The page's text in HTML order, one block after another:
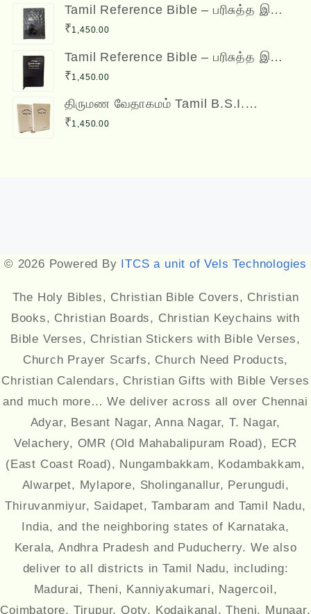
Tamil Reference Bible – பரிசுத்த இணை
வசன வேதாகமம் Inai Vasana
₹1,450.00
Tamil Reference Bible – பரிசுத்த இணை
வசன வேதாகமம் Inai Vasana
Vedhagamam Red Letter Edition
₹1,450.00
திருமண வேதாகமம் Tamil B.S.I.
Wedding Bibles Kilt Binding with Index
₹1,450.00
© 2026 Powered By ITCS a unit of Vels Technologies
The Holy Bibles, Christian Bible Covers, Christian
Books, Christian Boards, Christian Keychains with
Bible Verses, Christian Stickers with Bible Verses,
Church Prayer Scarfs, Church Need Products,
Christian Calendars, Christian Gifts with Bible Verses
and much more… We deliver across all over Chennai
Adyar, Besant Nagar, Anna Nagar, T. Nagar,
Velachery, OMR (Old Mahabalipuram Road), ECR
(East Coast Road), Nungambakkam, Kodambakkam,
Alwarpet, Mylapore, Sholinganallur, Perungudi,
Thiruvanmiyur, Saidapet, Tambaram and Tamil Nadu,
India, and the neighboring states of Karnataka,
Kerala, Andhra Pradesh and Puducherry. We also
deliver to all districts in Tamil Nadu, including:
Madurai, Theni, Kanniyakumari, Nagercoil,
Coimbatore, Tirupur, Ooty, Kodaikanal, Theni, Munaar,